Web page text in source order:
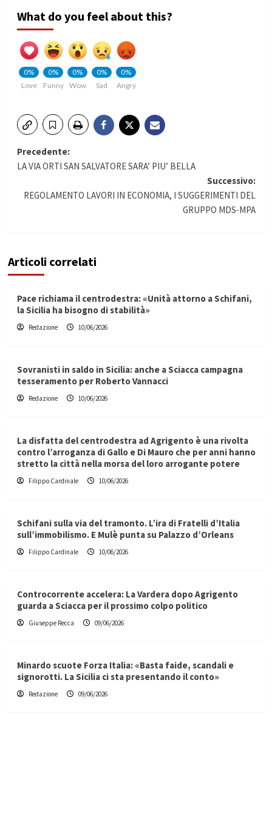
What do you feel about this?
0%
Love
0%
Funny
0%
Wow
0%
Sad
0%
Angry
Navigazione
Precedente:
LA VIA ORTI SAN SALVATORE SARA’ PIU’ BELLA
Successivo:
REGOLAMENTO LAVORI IN ECONOMIA, I SUGGERIMENTI DEL
GRUPPO MDS-MPA
Articoli correlati
Pace richiama il centrodestra: «Unità attorno a Schifani,
la Sicilia ha bisogno di stabilità»
Redazione 10/06/2026
Sovranisti in saldo in Sicilia: anche a Sciacca campagna
tesseramento per Roberto Vannacci
Redazione 10/06/2026
La disfatta del centrodestra ad Agrigento è una rivolta
contro l’arroganza di Gallo e Di Mauro che per anni hanno
stretto la città nella morsa del loro arrogante potere
Filippo Cardinale 10/06/2026
Schifani sulla via del tramonto. L’ira di Fratelli d’Italia
sull’immobilismo. E Mulè punta su Palazzo d’Orleans
Filippo Cardinale 10/06/2026
Controcorrente accelera: La Vardera dopo Agrigento
guarda a Sciacca per il prossimo colpo politico
Giuseppe Recca 09/06/2026
Minardo scuote Forza Italia: «Basta faide, scandali e
signorotti. La Sicilia ci sta presentando il conto»
Redazione 09/06/2026